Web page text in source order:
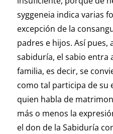
syggeneia indica varias
excepción de la
padres e hijos. Así pues,
sabiduría, el sabio entra
familia, es decir, se
como tal participa de su
quien habla de
más o menos la
el don de la Sabiduría